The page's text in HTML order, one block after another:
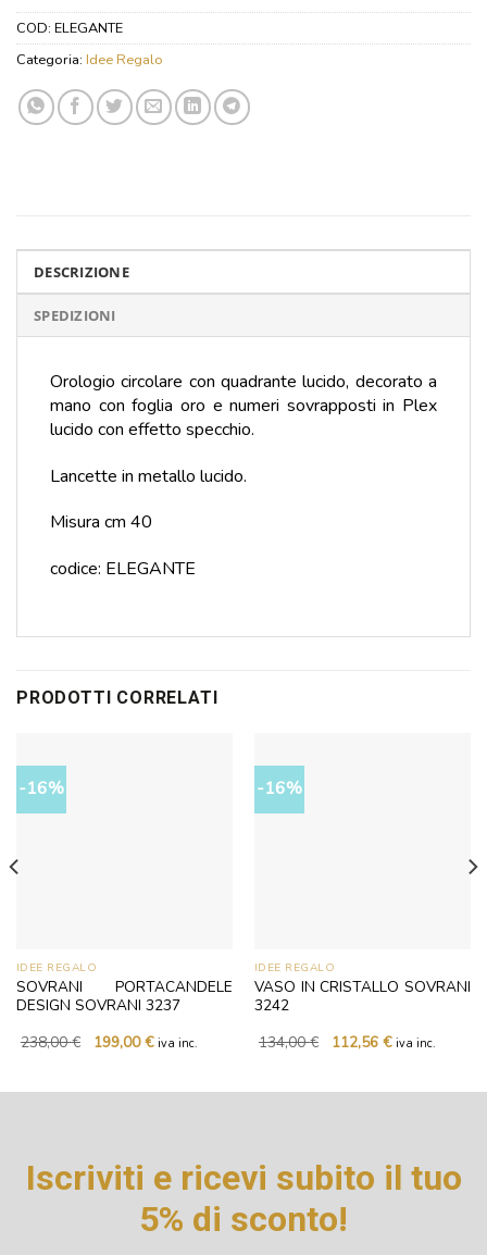
COD: ELEGANTE
Categoria: Idee Regalo
DESCRIZIONE
SPEDIZIONI
Orologio circolare con quadrante lucido, decorato a
mano con foglia oro e numeri sovrapposti in Plex
lucido con effetto specchio.
Lancette in metallo lucido.
Misura cm 40
codice: ELEGANTE
PRODOTTI CORRELATI
-16%
IDEE REGALO
SOVRANI PORTACANDELE
DESIGN SOVRANI 3237
238,00€ Il
prezzo
238,00 €.
199,00€Il
199,00 €.
iva inc.
-16%
IDEE REGALO
VASO IN CRISTALLO SOVRANI
3242
134,00€ Il
prezzo
134,00 €.
112,56€Il
112,56 €.
iva inc.
Iscriviti e ricevi subito il tuo
5% di sconto!